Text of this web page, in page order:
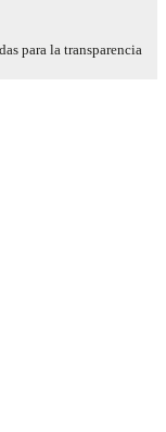
para la transparencia